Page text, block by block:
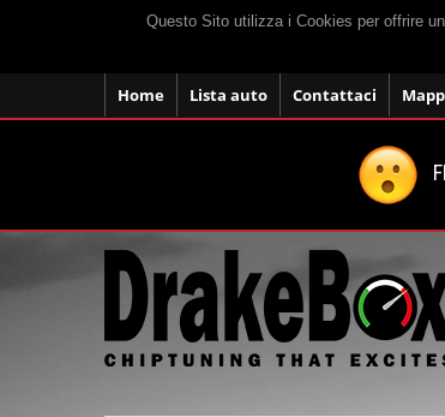
Questo Sito utilizza i Cookies per offrire
Home Lista auto Contattaci